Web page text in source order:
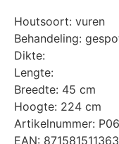
Houtsoort: vuren
Behandeling:
Dikte:
Lengte:
Breedte: 45 cm
Hoogte: 224 cm
Artikelnummer:
EAN: